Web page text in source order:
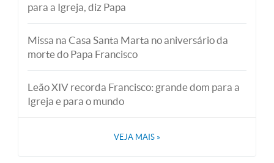
para a Igreja, diz Papa
Missa na Casa Santa Marta no aniversário da
morte do Papa Francisco
Leão XIV recorda Francisco: grande dom para a
Igreja e para o mundo
VEJA MAIS »